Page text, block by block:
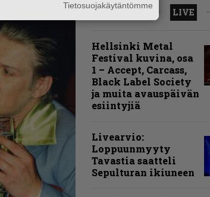
LIVE
Hellsinki Metal
Festival kuvina, osa
1 – Accept, Carcass,
Black Label Society
ja muita avauspäivän
esiintyjiä
Livearvio:
Loppuunmyyty
Tavastia saatteli
Sepulturan ikiuneen
Tietosuojakäytäntömme